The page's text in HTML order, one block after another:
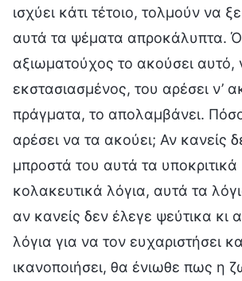
ισχύει κάτι τέτοιο, τολμούν να
αυτά τα ψέματα απροκάλυπτα.
αξιωματούχος το ακούσει αυτό,
εκστασιασμένος, του αρέσει ν’
πράγματα, το απολαμβάνει.
αρέσει να τα ακούει; Αν κανείς
μπροστά του αυτά τα υποκριτικά
κολακευτικά λόγια, αυτά τα
αν κανείς δεν έλεγε ψεύτικα κι
λόγια για να τον ευχαριστήσει
ικανοποιήσει, θα ένιωθε πως η